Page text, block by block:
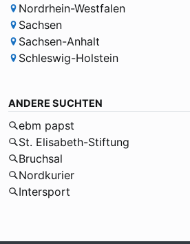
Nordrhein-Westfalen
Sachsen
Sachsen-Anhalt
Schleswig-Holstein
ANDERE SUCHTEN
ebm papst
St. Elisabeth-Stiftung
Bruchsal
Nordkurier
Intersport